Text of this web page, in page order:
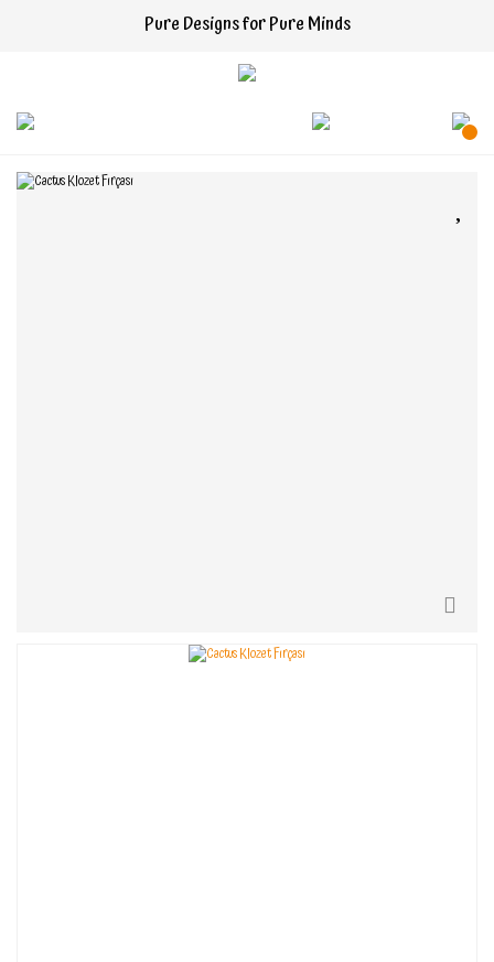
Pure Designs for Pure Minds